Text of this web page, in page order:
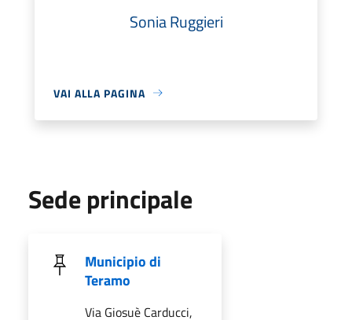
Sonia Ruggieri
VAI ALLA PAGINA
Sede principale
Municipio di
Teramo
Via Giosuè Carducci,